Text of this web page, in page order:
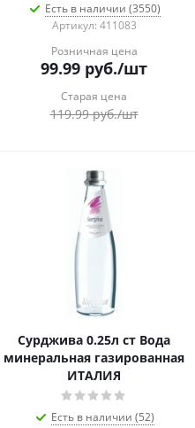
Есть в наличии (3550)
Артикул: 411083
Розничная цена
99.99 руб./шт
Старая цена
119.99руб./шт
Сурджива 0.25л ст Вода
минеральная газированная
ИТАЛИЯ
Есть в наличии (52)